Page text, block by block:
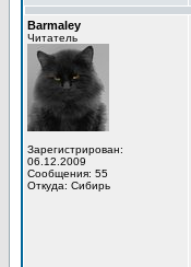
Barmaley
Читатель
Зарегистрирован:
06.12.2009
Сообщения: 55
Откуда: Сибирь